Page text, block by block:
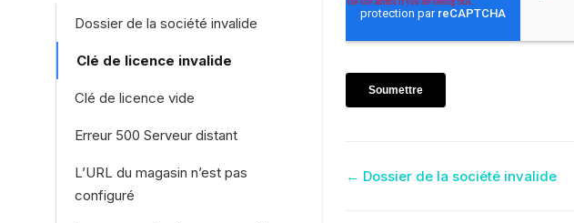
Dossier de la société invalide
Clé de licence invalide
Clé de licence vide
Erreur 500 Serveur distant
L’URL du magasin n’est pas
configuré
Navigation
← Dossier de la société invalide